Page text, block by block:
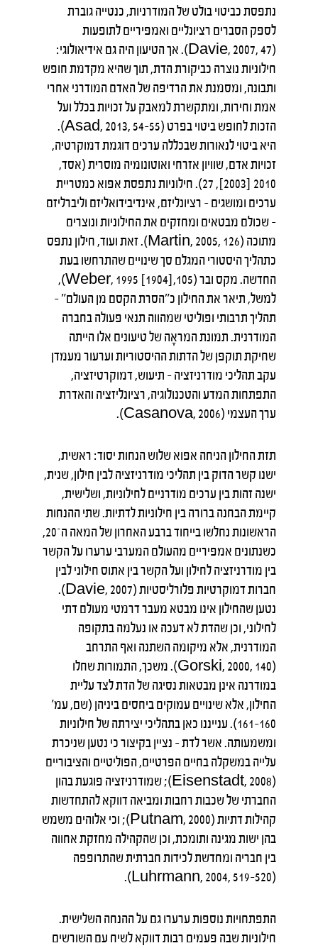
נתפסת כביטוי בולט של המודרניות, כנטייה גוברת
לספק הסברים רציונליים ואמפיריים לתופעות
(Davie, 2007, 47). אך הטיעון היה גם אידיאולוגי:
חילוניות נוצרה כביקורת הדת, תוך שהיא מקדמת חופש
ותבונה, ומסמנת את הרדיפה של האדם המודרני אחרי
אמת וחירות, ומתקשרת למאבק על זכויות בכלל ועל
הזכות לחופש ביטוי בפרט (Asad, 2013, 54–55).
היא ביטוי לנאורות שבכללה ערכים דוגמת דמוקרטיה,
זכויות אדם, שוויון אזרחי ואוטונומיה מוסרית (אסד,
2010 [2003], 27). חילוניות נתפסת אפוא כמטריית
ערכים ומושגים – רציונליזם, אינדיבידואליזם וליברליזם
– שכולם מבטאים ומחזקים את החילוניות ונוצרים
מתוכה (Martin, 2005, 126). זאת ועוד, חילון נתפס
כתהליך היסטורי המגלם סך שינויים שהתרחשו בעת
החדשה. מקס ובר (105,[1904] 1995 ,Weber),
למשל, תיאר את החילון כ"הסרת הקסם מן העולם" –
תהליך תרבותי ופוליטי שמהווה תנאי פעולה בחברה
המודרנית. תמונת המראָה של טיעונים אלו הייתה
שחיקת תוקפן של הדתות ההיסטוריות וערעור מעמדן
עקב תהליכי מודרניזציה – תיעוש, דמוקרטיזציה,
התפתחות המדע והטכנולוגיה, רציונליזציה והאדרת
ערך העצמי (Casanova, 2006).
תזת החילון הניחה אפוא שלוש הנחות יסוד: ראשית,
ישנו קשר הדוק בין תהליכי מודרניזציה לבין חילון, שנית,
ישנה זהות בין ערכים מודרניים לחילוניות, ושלישית,
קיימת הבחנה ברורה בין חילוניות לדתיות. שתי ההנחות
הראשונות נחלשו בייחוד ברבע האחרון של המאה ה־20,
כשנתונים אמפיריים מהעולם המערבי ערערו על הקשר
בין מודרניזציה לחילון ועל הקשר בין אתוס חילוני לבין
חברות דמוקרטיות פלורליסטיות (Davie, 2007).
נטען שהחילון אינו מבטא מעבר דרמטי מעולם דתי
לחילוני, וכן שהדת לא דעכה או נעלמה בתקופה
המודרנית, אלא מיקומה השתנה ואף התרחב
(Gorski, 2000, 140). משכך, התמורות שחלו
במודרנה אינן מבטאות נסיגה של הדת לצד עליית
החילון, אלא שינויים עמוקים ביחסים ביניהן (שם, עמ'
160–161). ענייננו כאן בתהליכי יצירתה של חילוניות
ומשמעותה. אשר לדת – נציין בקיצור כי נטען שניכרת
עלייה במשקלה בחיים הפרטיים, הפוליטיים והציבוריים
(Eisenstadt, 2008); שמודרניזציה פוגעת בהון
החברתי של שכבות רחבות ומביאה דווקא להתחדשות
קהילות דתיות (Putnam, 2000); וכי אלוהים משמש
בהן ישות מגינה ותומכת, וכן שהקהילה מחזקת אחווה
בין חבריה ומחדשת לכידות חברתית שהתרופפה
(Luhrmann, 2004, 519–520).
התפתחויות נוספות ערערו גם על ההנחה השלישית.
חילוניות שבה פעמים רבות דווקא לשיח עם השורשים